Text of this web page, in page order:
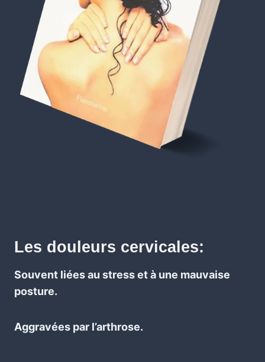
Les douleurs cervicales:
Souvent liées au stress et à une mauvaise
posture.
Aggravées par l’arthrose.